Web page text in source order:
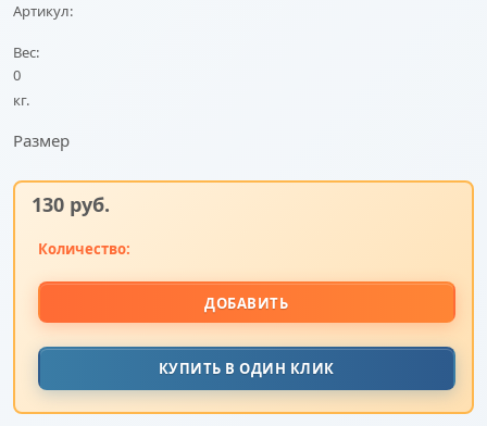
Артикул:
Вес:
0
кг.
Размер
130 руб.
Количество:
ДОБАВИТЬ
КУПИТЬ В ОДИН КЛИК